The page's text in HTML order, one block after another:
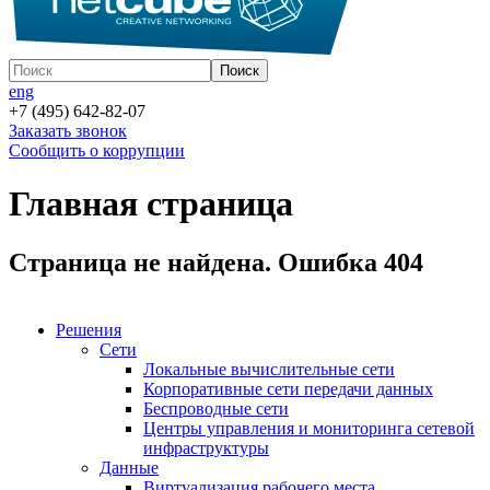
eng
+7 (495) 642-82-07
Заказать звонок
Сообщить о коррупции
Главная страница
Страница не найдена. Ошибка 404
Решения
Сети
Локальные вычислительные сети
Корпоративные сети передачи данных
Беспроводные сети
Центры управления и мониторинга сетевой
инфраструктуры
Данные